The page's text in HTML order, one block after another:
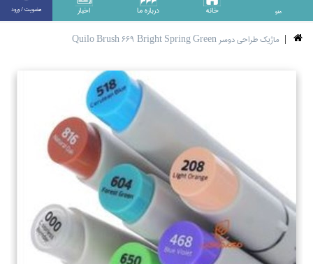
منو خانه درباره ما اخبار عضويت / ورود
ماژيك طراحي دوسر Quilo Brush 669 Bright Spring Green